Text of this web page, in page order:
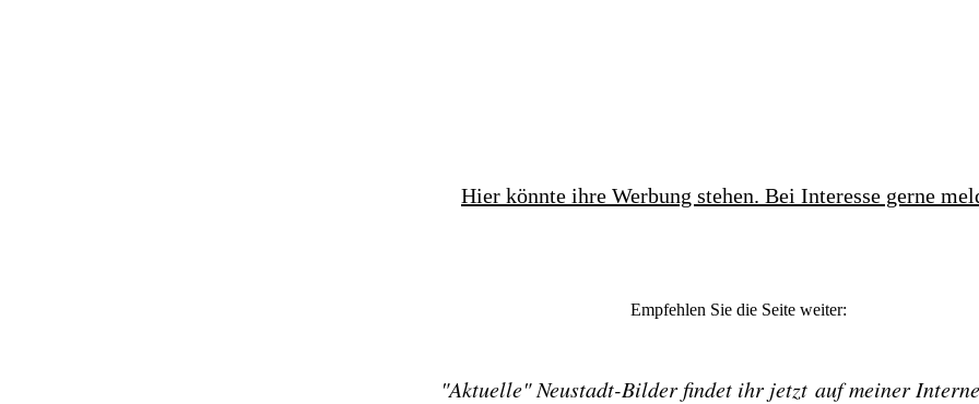
Hier könnte ihre Werbung stehen. Bei Interesse gerne
Empfehlen Sie die Seite weiter:
"Aktuelle" Neustadt-Bilder findet ihr jetzt auf meiner